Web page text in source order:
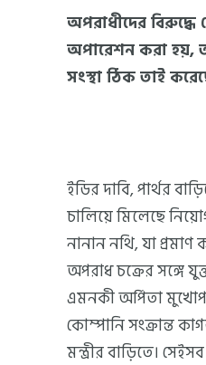
অপরাধীদের বিরুদ্ধে
অপারেশন করা হয়,
সংস্থা ঠিক তাই
ইডির দাবি, পার্থর
চালিয়ে মিলেছে
নানান নথি, যা প্রমাণ
অপরাধ চক্রের সঙ্গে
এমনকী অর্পিতা
কোম্পানি সংক্রান্ত
মন্ত্রীর বাড়িতে।